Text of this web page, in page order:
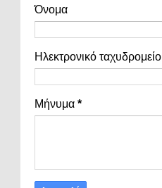
Όνομα
Ηλεκτρονικό ταχυδρομείο
Μήνυμα *